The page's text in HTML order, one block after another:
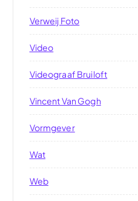
Verweij Foto
Video
Videograaf Bruiloft
Vincent Van Gogh
Vormgever
Wat
Web